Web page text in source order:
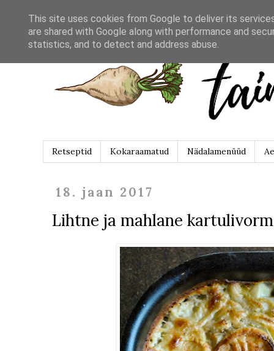
Retseptid Kokaraamatud Nädalamenüüd
18. jaan 2017
Lihtne ja mahlane kartulivorm
This site uses cookies from Google to deliver its
are shared with Google along with performance and
statistics, and to detect and address abuse.